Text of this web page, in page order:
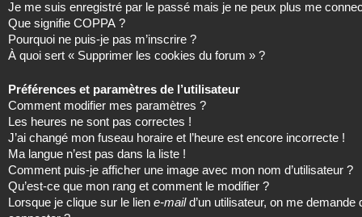
Je me suis enregistré par le passé mais je ne peux plus me
Que signifie COPPA ?
Pourquoi ne puis-je pas m’inscrire ?
À quoi sert « Supprimer les cookies du forum » ?
Préférences et paramètres de l’utilisateur
Comment modifier mes paramètres ?
Les heures ne sont pas correctes !
J’ai changé mon fuseau horaire et l’heure est encore incorrecte !
Ma langue n’est pas dans la liste !
Comment puis-je afficher une image avec mon nom d’utilisateur ?
Qu’est-ce que mon rang et comment le modifier ?
Lorsque je clique sur le lien e-maild’un utilisateur, on me demande